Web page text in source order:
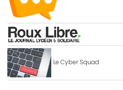
Le Cyber Squad